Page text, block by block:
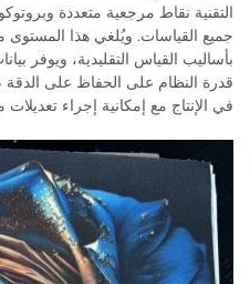
التقنية نقاط مرجعية متعددة
جميع القياسات. ويُلغي هذا المستوى
بأساليب القياس التقليدية، ويوفر
قدرة النظام على الحفاظ على الدقة
في الإنتاج مع إمكانية إجراء